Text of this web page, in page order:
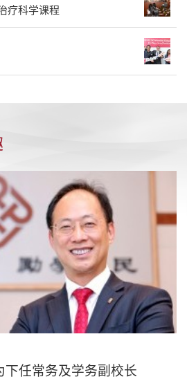
疗科学课程
下任常务及学务副校长